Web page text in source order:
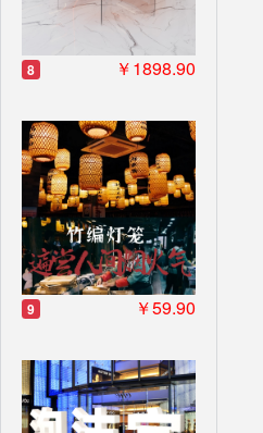
8 ￥1898.90
9 ￥59.90